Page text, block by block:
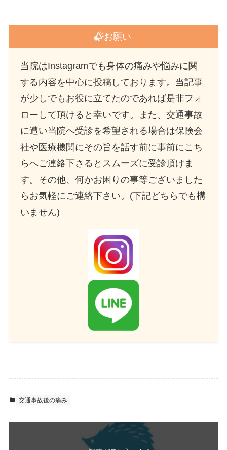
お願い
当院はInstagramでも身体の痛みや悩みに関
する内容を中心に投稿しております。当記事
が少しでもお役に立てたのであれば是非フォ
ローして頂けると幸いです。また、交通事故
に遭い当院へ受診を希望される場合は保険会
社や医療機関にその旨を話す前に事前にこち
らへご連絡下さるとスムーズに受診頂けま
す。その他、何かお困りの事等ございました
らお気軽にご連絡下さい。(下記どちらでも構
いません)
交通事故後の痛み